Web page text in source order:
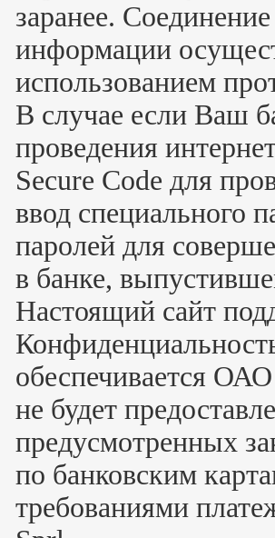
заранее.
информации
использованием
В случае если Ваш
проведения
Secure Code для
ввод специального
паролей для
в банке,
Настоящий сайт
обеспечивается
не будет
предусмотренных
по банковским
требованиями